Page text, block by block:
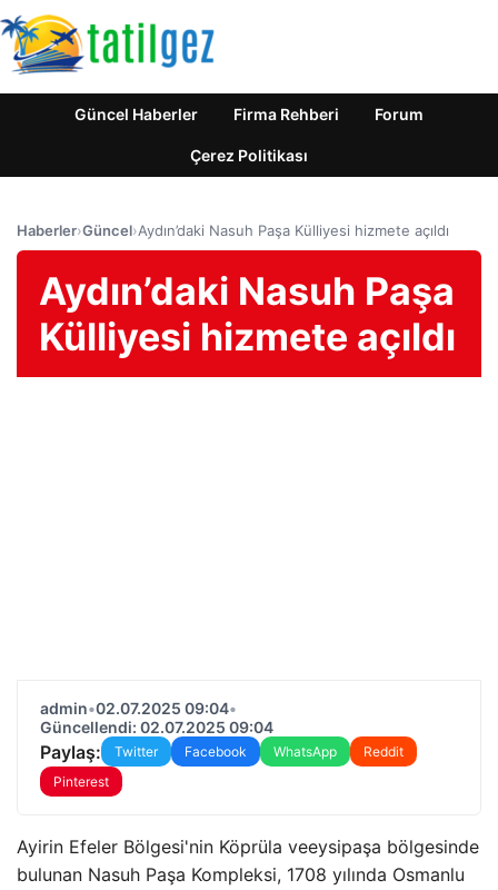
Güncel Haberler Firma Rehberi Forum
Çerez Politikası
Haberler›Güncel›Aydın’daki Nasuh Paşa Külliyesi hizmete açıldı
Aydın’daki Nasuh Paşa
Külliyesi hizmete açıldı
admin•02.07.2025 09:04•
Güncellendi: 02.07.2025 09:04
Paylaş: Twitter Facebook WhatsApp
Reddit
Pinterest
Ayirin Efeler Bölgesi'nin Köprüla veeysipaşa bölgesinde
bulunan Nasuh Paşa Kompleksi, 1708 yılında Osmanlu